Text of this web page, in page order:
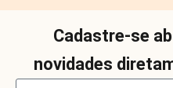
Cadastre-se
novidades